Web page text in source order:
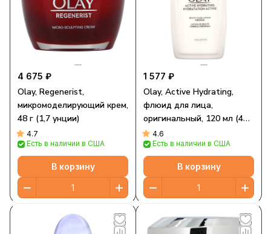
4 675 ₽
Olay, Regenerist,
микромоделирующий крем,
48 г (1,7 унции)
4.7
Есть в наличии в США
В корзину
1 577 ₽
Olay, Active Hydrating,
флюид для лица,
оригинальный, 120 мл (4
жидк. унции)
4.6
Есть в наличии в США
В корзину